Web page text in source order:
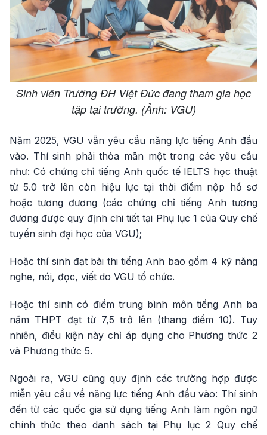
Sinh viên Trường ĐH Việt Đức đang tham gia học
tập tại trường. (Ảnh: VGU)
Năm 2025, VGU vẫn yêu cầu năng lực tiếng Anh đầu
vào. Thí sinh phải thỏa mãn một trong các yêu cầu
như: Có chứng chỉ tiếng Anh quốc tế IELTS học thuật
từ 5.0 trở lên còn hiệu lực tại thời điểm nộp hồ sơ
hoặc tương đương (các chứng chỉ tiếng Anh tương
đương được quy định chi tiết tại Phụ lục 1 của Quy chế
tuyển sinh đại học của VGU);
Hoặc thí sinh đạt bài thi tiếng Anh bao gồm 4 kỹ năng
nghe, nói, đọc, viết do VGU tổ chức.
Hoặc thí sinh có điểm trung bình môn tiếng Anh ba
năm THPT đạt từ 7,5 trở lên (thang điểm 10). Tuy
nhiên, điều kiện này chỉ áp dụng cho Phương thức 2
và Phương thức 5.
Ngoài ra, VGU cũng quy định các trường hợp được
miễn yêu cầu về năng lực tiếng Anh đầu vào: Thí sinh
đến từ các quốc gia sử dụng tiếng Anh làm ngôn ngữ
chính thức theo danh sách tại Phụ lục 2 Quy chế